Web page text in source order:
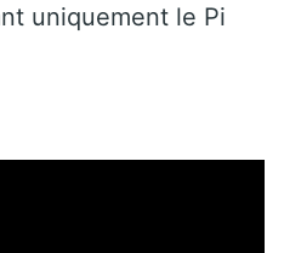
uniquement le Pi